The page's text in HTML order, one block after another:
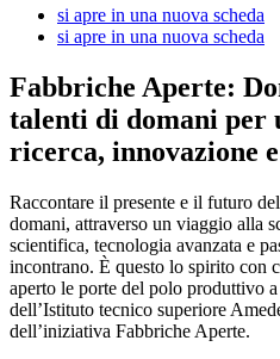
si apre in una nuova scheda
si apre in una nuova scheda
Fabbriche Aperte:
talenti di domani per
ricerca, innovazione
Raccontare il presente e il futuro
domani, attraverso un viaggio alla
scientifica, tecnologia avanzata e
incontrano. È questo lo spirito con
aperto le porte del polo produttivo
dell’Istituto tecnico superiore
dell’iniziativa Fabbriche Aperte.